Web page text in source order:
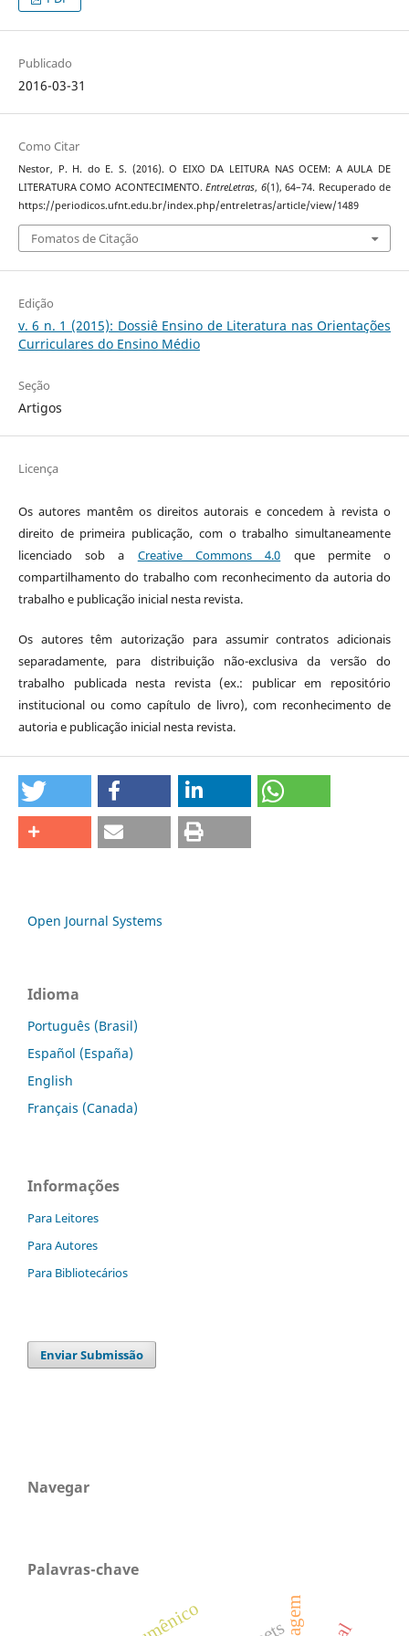
Publicado
2016-03-31
Como Citar
Nestor, P. H. do E. S. (2016). O EIXO DA LEITURA NAS OCEM: A AULA DE
LITERATURA COMO ACONTECIMENTO.EntreLetras, 6(1), 64–74. Recuperado de
https://periodicos.ufnt.edu.br/index.php/entreletras/article/view/1489
Fomatos de Citação
Edição
v. 6 n. 1 (2015): Dossiê Ensino de Literatura nas Orientações
Curriculares do Ensino Médio
Seção
Artigos
Licença
Os autores mantêm os direitos autorais e concedem à revista o
direito de primeira publicação, com o trabalho simultaneamente
licenciado sob a Creative Commons 4.0 que permite o
compartilhamento do trabalho com reconhecimento da autoria do
trabalho e publicação inicial nesta revista.
Os autores têm autorização para assumir contratos adicionais
separadamente, para distribuição não-exclusiva da versão do
trabalho publicada nesta revista (ex.: publicar em repositório
institucional ou como capítulo de livro), com reconhecimento de
autoria e publicação inicial nesta revista.
Open Journal Systems
Idioma
Português (Brasil)
Español (España)
English
Français (Canada)
Informações
Para Leitores
Para Autores
Para Bibliotecários
Enviar Submissão
Navegar
Palavras-chave